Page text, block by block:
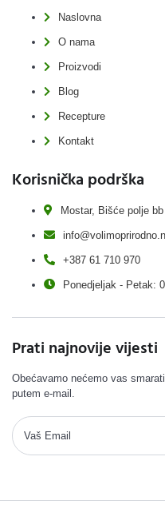
Naslovna
O nama
Proizvodi
Blog
Recepture
Kontakt
Korisnička podrška
Mostar, Bišće polje bb
+387 61 710 970
Ponedjeljak - Petak:
Prati najnovije vijesti
Obećavamo nećemo vas
putem e-mail.